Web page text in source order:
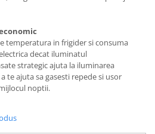
temperatura in frigider si consuma
decat iluminatul
strategic ajuta la iluminarea
te ajuta sa gasesti repede si usor
noptii.